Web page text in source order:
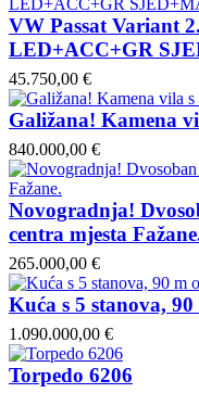
VW Passat Variant
LED+ACC+GR
45.750,00 €
Galižana! Kamena
840.000,00 €
Novogradnja!
centra mjesta
265.000,00 €
Kuća s 5 stanova,
1.090.000,00 €
Torpedo 6206